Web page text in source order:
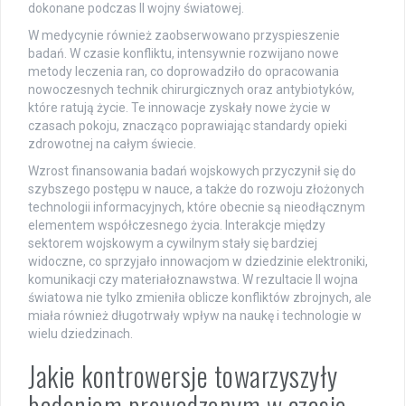
dokonane podczas II wojny światowej.
W medycynie również zaobserwowano przyspieszenie
badań. W czasie konfliktu, intensywnie rozwijano nowe
metody leczenia ran, co doprowadziło do opracowania
nowoczesnych technik chirurgicznych oraz antybiotyków,
które ratują życie. Te innowacje zyskały nowe życie w
czasach pokoju, znacząco poprawiając standardy opieki
zdrowotnej na całym świecie.
Wzrost finansowania badań wojskowych przyczynił się do
szybszego postępu w nauce, a także do rozwoju złożonych
technologii informacyjnych, które obecnie są nieodłącznym
elementem współczesnego życia. Interakcje między
sektorem wojskowym a cywilnym stały się bardziej
widoczne, co sprzyjało innowacjom w dziedzinie elektroniki,
komunikacji czy materiałoznawstwa. W rezultacie II wojna
światowa nie tylko zmieniła oblicze konfliktów zbrojnych, ale
miała również długotrwały wpływ na naukę i technologie w
wielu dziedzinach.
Jakie kontrowersje towarzyszyły